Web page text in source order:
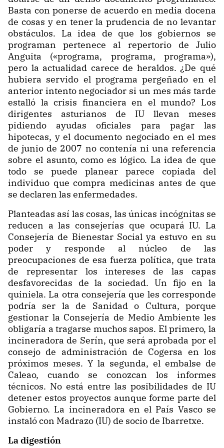
Basta con ponerse de acuerdo en media docena
de cosas y en tener la prudencia de no levantar
obstáculos. La idea de que los gobiernos se
programan pertenece al repertorio de Julio
Anguita («programa, programa, programa»),
pero la actualidad carece de heraldos. ¿De qué
hubiera servido el programa pergeñado en el
anterior intento negociador si un mes más tarde
estalló la crisis financiera en el mundo? Los
dirigentes asturianos de IU llevan meses
pidiendo ayudas oficiales para pagar las
hipotecas, y el documento negociado en el mes
de junio de 2007 no contenía ni una referencia
sobre el asunto, como es lógico. La idea de que
todo se puede planear parece copiada del
individuo que compra medicinas antes de que
se declaren las enfermedades.
Planteadas así las cosas, las únicas incógnitas se
reducen a las consejerías que ocupará IU. La
Consejería de Bienestar Social ya estuvo en su
poder y responde al núcleo de las
preocupaciones de esa fuerza política, que trata
de representar los intereses de las capas
desfavorecidas de la sociedad. Un fijo en la
quiniela. La otra consejería que les corresponde
podría ser la de Sanidad o Cultura, porque
gestionar la Consejería de Medio Ambiente les
obligaría a tragarse muchos sapos. El primero, la
incineradora de Serín, que será aprobada por el
consejo de administración de Cogersa en los
próximos meses. Y la segunda, el embalse de
Caleao, cuando se conozcan los informes
técnicos. No está entre las posibilidades de IU
detener estos proyectos aunque forme parte del
Gobierno. La incineradora en el País Vasco se
instaló con Madrazo (IU) de socio de Ibarretxe.
La digestión